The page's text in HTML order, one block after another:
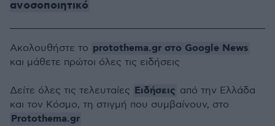
ανοσοποιητικό
Ακολουθήστε το protothema.gr στο Google News
και μάθετε πρώτοι όλες τις ειδήσεις
Δείτε όλες τις τελευταίες Ειδήσεις από την Ελλάδα
και τον Κόσμο, τη στιγμή που συμβαίνουν, στο
Protothema.gr